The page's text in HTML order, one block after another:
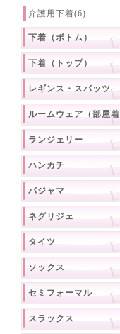
介護用下着(6)
下着（ボトム）
下着（トップ）
レギンス・スパッツ
ルームウェア（部屋
ランジェリー
ハンカチ
パジャマ
ネグリジェ
タイツ
ソックス
セミフォーマル
スラックス